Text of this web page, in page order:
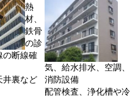
熱
材、
鉄骨
の診
の断線確
井裏など
気、給水排水、空調、
消防設備
配管検査、浄化槽や冷